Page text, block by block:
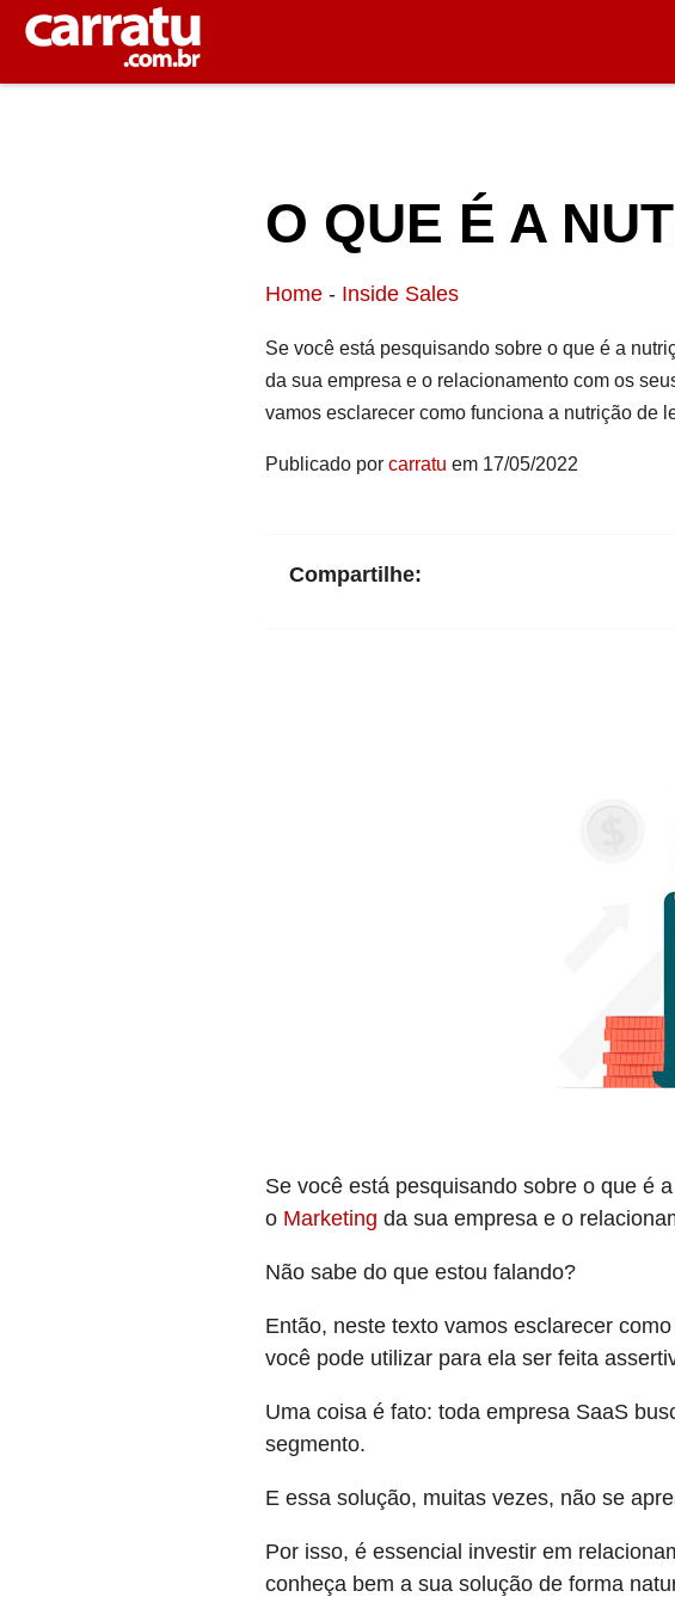
O QUE É A
Home - Inside Sales
Se você está pesquisando sobre o que é a
da sua empresa e o relacionamento com os
vamos esclarecer como funciona a nutrição de
Publicado por carratu em 17/05/2022
Compartilhe:
Se você está pesquisando sobre o que é
o Marketing da sua empresa e o
Não sabe do que estou falando?
Então, neste texto vamos esclarecer
você pode utilizar para ela ser feita
Uma coisa é fato: toda empresa SaaS
segmento.
E essa solução, muitas vezes, não se
Por isso, é essencial investir em
conheça bem a sua solução de forma